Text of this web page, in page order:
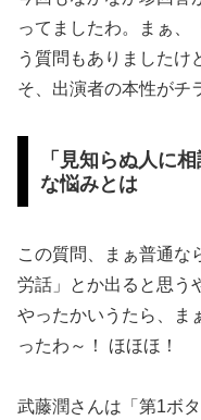
ってましたわ。まぁ、
う質問もありましたけ
そ、出演者の本性がチ
「見知らぬ人に
な悩みとは
この質問、まぁ普通な
労話」とか出ると思う
やったかいうたら、ま
ったわ～！ ほほほ！
武藤潤さんは「第1ボ